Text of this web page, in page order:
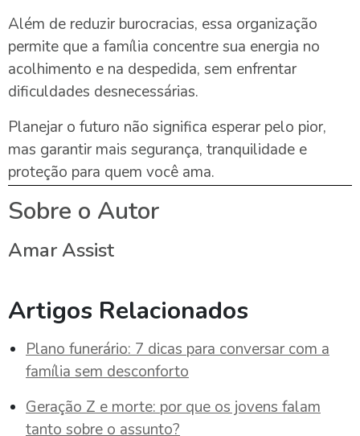
Além de reduzir burocracias, essa organização
permite que a família concentre sua energia no
acolhimento e na despedida, sem enfrentar
dificuldades desnecessárias.
Planejar o futuro não significa esperar pelo pior,
mas garantir mais segurança, tranquilidade e
proteção para quem você ama.
Sobre o Autor
Amar Assist
Artigos Relacionados
Plano funerário: 7 dicas para conversar com a
família sem desconforto
Geração Z e morte: por que os jovens falam
tanto sobre o assunto?